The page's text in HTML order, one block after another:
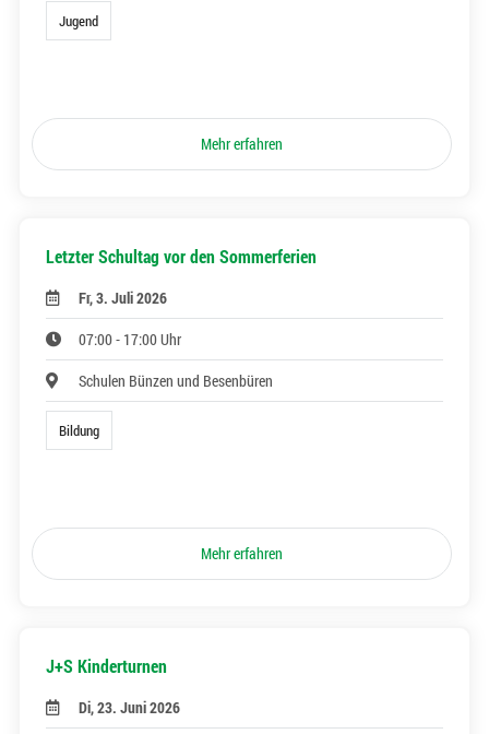
Jugend
Mehr erfahren
Letzter Schultag vor den Sommerferien
Fr, 3. Juli 2026
07:00 - 17:00 Uhr
Schulen Bünzen und Besenbüren
Bildung
Mehr erfahren
J+S Kinderturnen
Di, 23. Juni 2026